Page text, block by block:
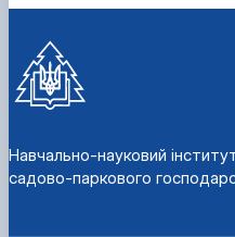
Навчально-науковий інститут
садово-паркового